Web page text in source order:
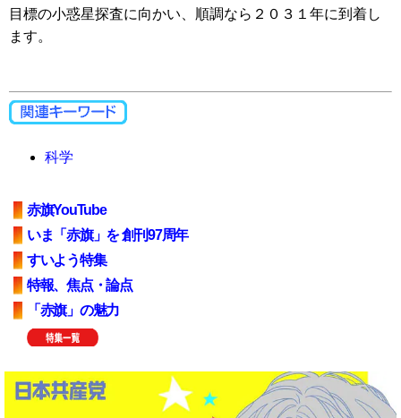
目標の小惑星探査に向かい、順調なら２０３１年に到着し
ます。
科学
赤旗YouTube
いま「赤旗」を 創刊97周年
すいよう特集
特報、焦点・論点
「赤旗」の魅力